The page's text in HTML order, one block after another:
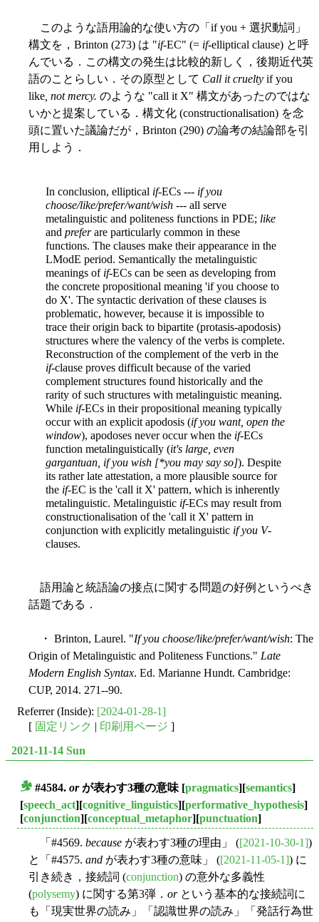
このような語用論的な使い方の「if you + 選択動詞」
構文を，Brinton (273) は "if-EC" (= if-elliptical clause) と呼
んでいる．この構文の発生は比較的新しく，後期近代英
語のことらしい．その原型として Call it cruelty if you
like , not mercy. のような "call it X" 構文があったのではな
いかと提案している．構文化 (constructionalisation) を念
頭に置いた議論だが，Brinton (290) の論考の結論部を引
用しよう．
In conclusion, elliptical if-ECs --- if you
choose/like/prefer/want/wish --- all serve
metalinguistic and politeness functions in PDE; like
and preferare particularly common in these
functions. The clauses make their appearance in the
LModE period. Semantically the metalinguistic
meanings of if-ECs can be seen as developing from
the concrete propositional meaning 'if you choose to
do X'. The syntactic derivation of these clauses is
problematic, however, because it is impossible to
trace their origin back to bipartite (protasis-apodosis)
structures where the valency of the verbs is complete.
Reconstruction of the complement of the verb in the
if-clause proves difficult because of the varied
complement structures found historically and the
rarity of such structures with metalinguistic meaning.
While if-ECs in their propositional meaning typically
occur with an explicit apodosis (if you want, open the
window), apodoses never occur when the if-ECs
function metalinguistically (it's large, even
gargantuan, if you wish [*you may say so]). Despite
its rather late attestation, a more plausible source for
the if-EC is the 'call it X' pattern, which is inherently
metalinguistic. Metalinguistic if-ECs may result from
constructionalisation of the 'call it X' pattern in
conjunction with explicitly metalinguistic if you V-
clauses.
語用論と統語論の接点に関する問題の好例というべき
話題である．
・ Brinton, Laurel. "If you choose/like/prefer/want/wish: The
Origin of Metalinguistic and Politeness Functions." Late
Modern English Syntax. Ed. Marianne Hundt. Cambridge:
CUP, 2014. 271--90.
Referrer (Inside): [2024-01-28-1]
[ 固定リンク | 印刷用ページ ]
2021-11-14 Sun
#4584. orが表わす3種の意味 [pragmatics][semantics]
[speech_act][cognitive_linguistics][performative_hypothesis]
[conjunction][conceptual_metaphor][punctuation]
「#4569. because が表わす3種の理由」 ([2021-10-30-1])
と「#4575. and が表わす3種の意味」 ([2021-11-05-1]) に
引き続き，接続詞 (conjunction) の意外な多義性
(polysemy) に関する第3弾． orという基本的な接続詞に
も「現実世界の読み」「認識世界の読み」「発話行為世